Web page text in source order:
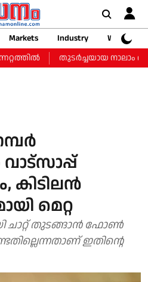
Markets Industry
Web
തുടർച്ചയായ നാലാം
കിടിലന്‍
മെറ്റ
തുടങ്ങാന്‍ ഫോണ്‍
ഇതിന്റെ